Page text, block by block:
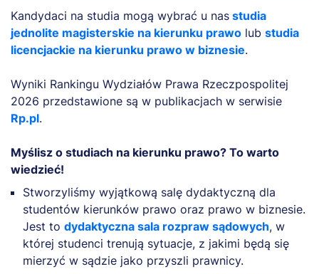
Kandydaci na studia mogą wybrać u nas studia
jednolite magisterskie na kierunku prawo lub studia
licencjackie na kierunku prawo w biznesie.
Wyniki Rankingu Wydziałów Prawa Rzeczpospolitej
2026 przedstawione są w publikacjach w serwisie
Rp.pl.
Myślisz o studiach na kierunku prawo? To warto
wiedzieć!
Stworzyliśmy wyjątkową salę dydaktyczną dla
studentów kierunków prawo oraz prawo w biznesie.
Jest to dydaktyczna sala rozpraw sądowych, w
której studenci trenują sytuacje, z jakimi będą się
mierzyć w sądzie jako przyszli prawnicy.